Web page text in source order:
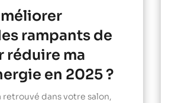
rampants de
réduire ma
en 2025 ?
retrouvé dans votre salon,